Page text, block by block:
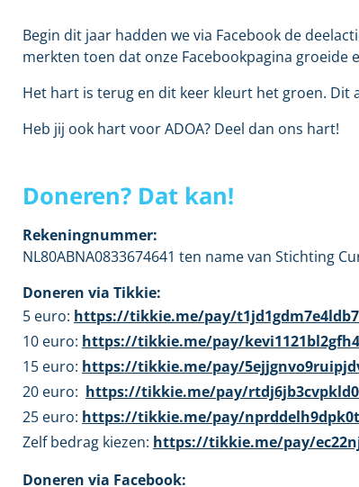
Begin dit jaar hadden we via Facebook de
merkten toen dat onze Facebookpagina groeide
Het hart is terug en dit keer kleurt het groen. Dit
Heb jij ook hart voor ADOA? Deel dan ons hart!
Doneren? Dat kan!
Rekeningnummer:
NL80ABNA0833674641 ten name van Stichting
Doneren via Tikkie:
5 euro: https://tikkie.me/pay/
10 euro: https://tikkie.me/pay/
15 euro: https://tikkie.me/pay/
20 euro: https://tikkie.me/pay/
25 euro: https://tikkie.me/pay/
Zelf bedrag kiezen: https://tikkie.me/pay/
Doneren via Facebook: